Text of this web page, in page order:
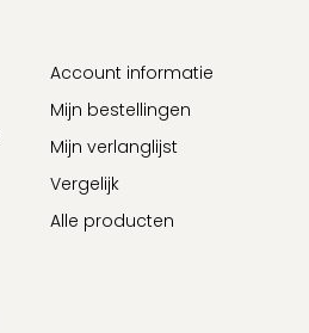
Account informatie
Mijn bestellingen
Mijn verlanglijst
Vergelijk
Alle producten